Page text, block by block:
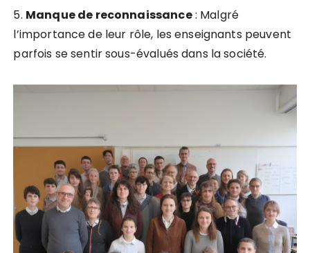
5. Manquede reconnaissance: Malgré
l’importance de leur rôle, les enseignants peuvent
parfois se sentir sous-évalués dans la société.